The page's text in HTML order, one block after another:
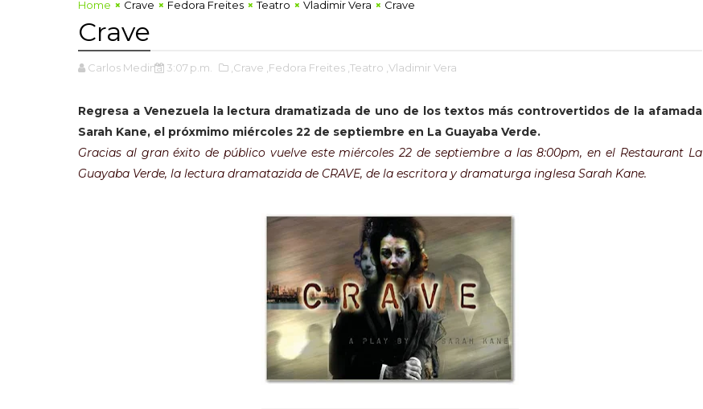
Home Crave Fedora Freites Teatro Vladimir Vera Crave
Crave
Carlos Medina 3:07 p.m. ,Crave ,Fedora Freites ,Teatro ,Vladimir Vera
Regresa a Venezuela la lectura dramatizada de uno de los textos más controvertidos de la afamada
Sarah Kane, el próxmimo miércoles 22 de septiembre en La Guayaba Verde.
Gracias al gran éxito de público vuelve este miércoles 22 de septiembre a las 8:00pm, en el Restaurant La
Guayaba Verde, la lectura dramatazida de CRAVE, de la escritora y dramaturga inglesa Sarah Kane.